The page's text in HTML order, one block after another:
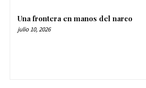
Una frontera en manos del narco
julio 10, 2026